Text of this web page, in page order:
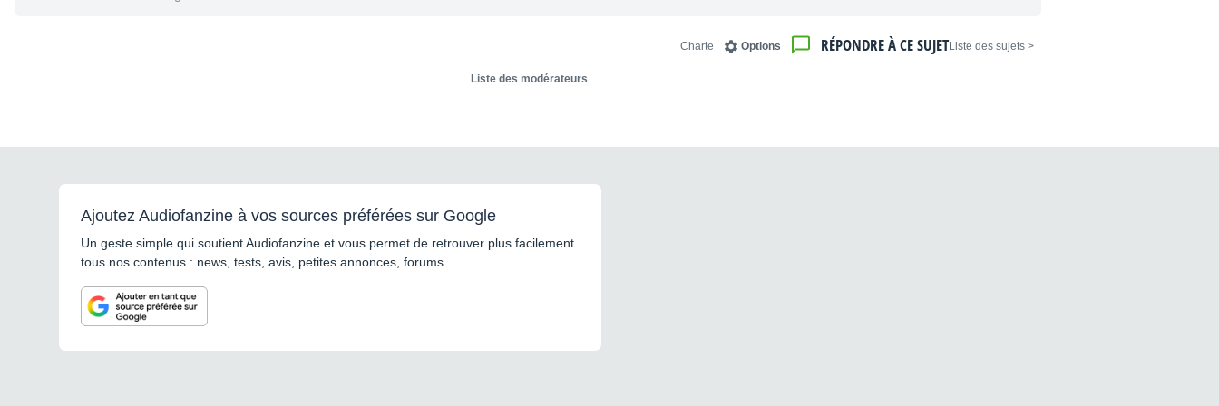
< Liste des sujets
RÉPONDRE À CE SUJET
Options
Charte
Liste des modérateurs
Ajoutez Audiofanzine à vos sources préférées sur Google
Un geste simple qui soutient Audiofanzine et vous permet de retrouver plus facilement
tous nos contenus : news, tests, avis, petites annonces, forums...